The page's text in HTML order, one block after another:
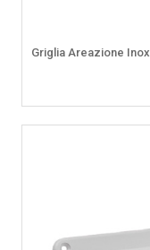
Griglia Areazione Inox